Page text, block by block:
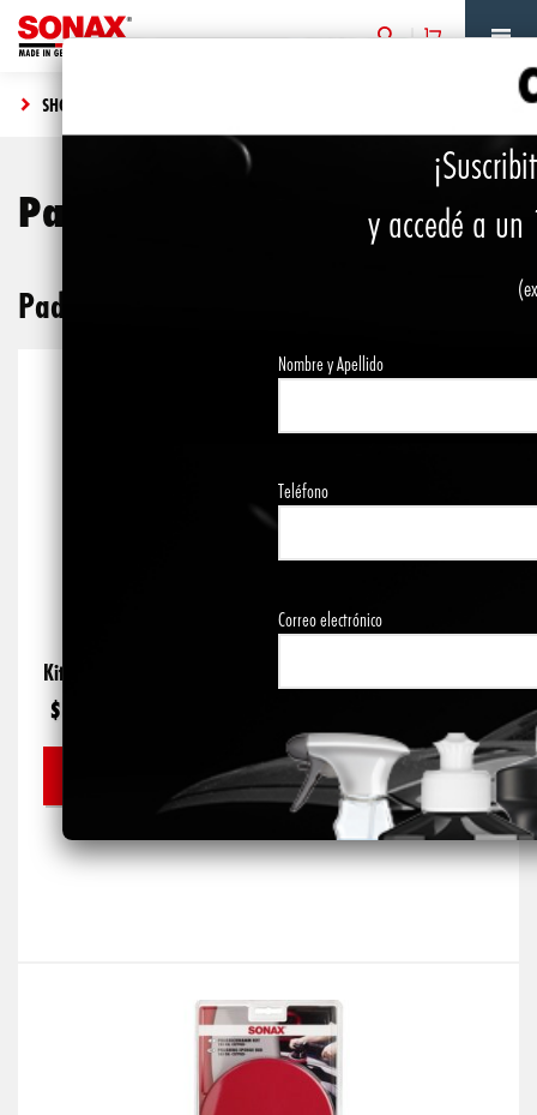
SHOP
Pads
Pads
Kit Pads Roto Orbital
$
AÑADIR AL CARRITO
y accedé a
Nombre y Apellido
Teléfono
Correo electrónico
Alternative: